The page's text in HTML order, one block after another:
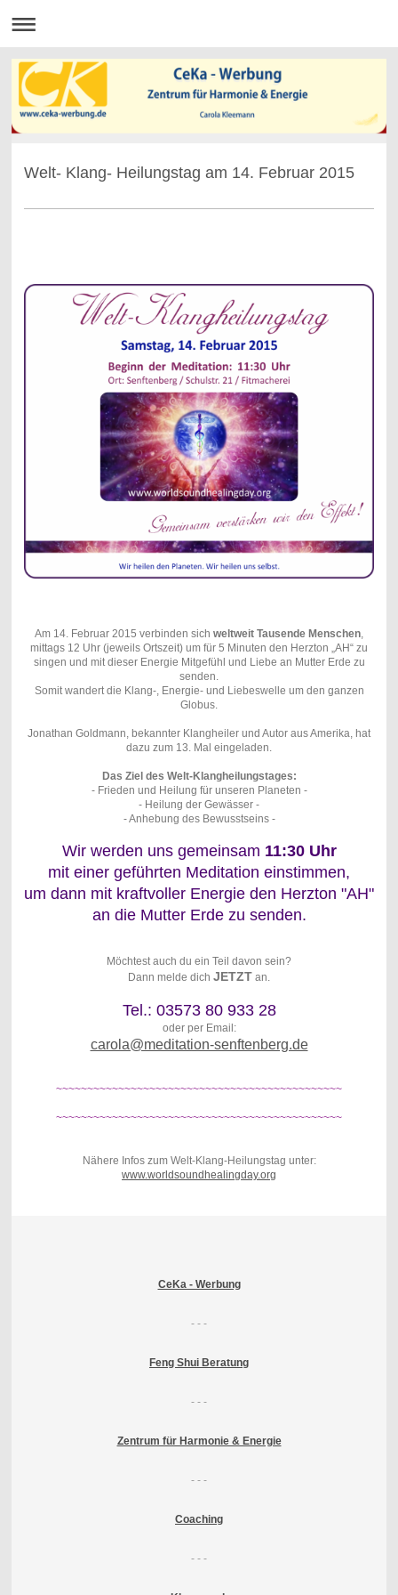
Welt- Klang- Heilungstag am 14. Februar 2015
Am 14. Februar 2015 verbinden sich weltweit Tausende Menschen,
mittags 12 Uhr (jeweils Ortszeit) um für 5 Minuten den Herzton „AH“ zu
singen und mit dieser Energie Mitgefühl und Liebe an Mutter Erde zu
senden.
Somit wandert die Klang-, Energie- und Liebeswelle um den ganzen
Globus.
Jonathan Goldmann, bekannter Klangheiler und Autor aus Amerika, hat
dazu zum 13. Mal eingeladen.
Das Ziel des Welt-Klangheilungstages:
- Frieden und Heilung für unseren Planeten -
- Heilung der Gewässer -
- Anhebung des Bewusstseins -
Wir werden uns gemeinsam 11:30 Uhr
mit einer geführten Meditation einstimmen,
um dann mit kraftvoller Energie den Herzton "AH"
an die Mutter Erde zu senden.
Möchtest auch du ein Teil davon sein?
Dann melde dich JETZT an.
Tel.: 03573 80 933 28
oder per Email:
carola@meditation-senftenberg.de
~~~~~~~~~~~~~~~~~~~~~~~~~~~~~~~~~~~~~~~~~~~~~~
~~~~~~~~~~~~~~~~~~~~~~~~~~~~~~~~~~~~~~~~~~~~~~
Nähere Infos zum Welt-Klang-Heilungstag unter:
www.worldsoundhealingday.org
CeKa - Werbung
- - -
Feng Shui Beratung
- - -
Zentrum für Harmonie & Energie
- - -
Coaching
- - -